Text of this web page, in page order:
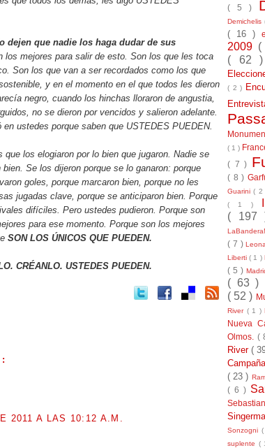
dejen que nadie los haga dudar de sus
los mejores para salir de esto. Son los que les toca
Son los que van a ser recordados como los que
y en el momento en el que todos les dieron
negro, cuando los hinchas lloraron de angustia,
no se dieron por vencidos y salieron adelante.
ustedes porque saben que USTEDES PUEDEN.
que los elogiaron por lo bien que jugaron. Nadie se
Se los dijeron porque se lo ganaron: porque
goles, porque marcaron bien, porque no les
jugadas clave, porque se anticiparon bien. Porque
difíciles. Pero ustedes pudieron. Porque son
para ese momento. Porque son los mejores
SON LOS ÚNICOS QUE PUEDEN.
CRÉANLO. USTEDES PUEDEN.
2011 A LAS 10:12 A.M.
( 5 )
Demichelis
( 16 )
2009 (
( 62 )
( 2 )
( 1 )
( 7 )
( 8 )
Guarini( 2
( 1 )
( 197
( 7 )
Liberti( 1 )
( 5 )
( 63 )
( 52 )
River ( 1 )
Nueva
Olmos. (
River(
Campaña
( 23 )
( 6 )
Sonzogni
suplente (